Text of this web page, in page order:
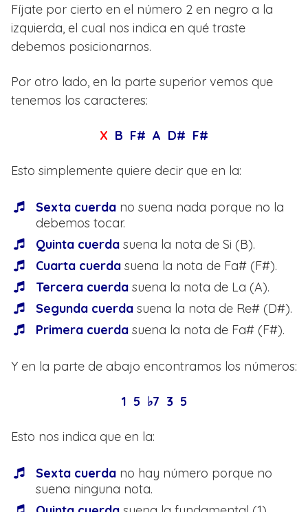
Fíjate por cierto en el número 2 en negro a la
izquierda, el cual nos indica en qué traste
debemos posicionarnos.
Por otro lado, en la parte superior vemos que
tenemos los caracteres:
X B F# A D# F#
Esto simplemente quiere decir que en la:
Sexta cuerda no suena nada porque no la
debemos tocar.
Quinta cuerda suena la nota de Si (B).
Cuarta cuerda suena la nota de Fa# (F#).
Tercera cuerda suena la nota de La (A).
Segunda cuerda suena la nota de Re# (D#).
Primera cuerda suena la nota de Fa# (F#).
Y en la parte de abajo encontramos los números:
1 5 ♭7 3 5
Esto nos indica que en la:
Sexta cuerda no hay número porque no
suena ninguna nota.